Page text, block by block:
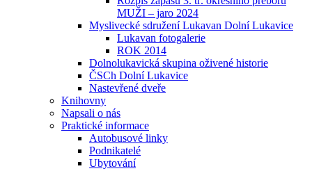
MUŽI – jaro 2024
Myslivecké sdružení Lukavan Dolní Lukavice
Lukavan fotogalerie
ROK 2014
Dolnolukavická skupina oživené historie
ČSCh Dolní Lukavice
Nastevřené dveře
Knihovny
Napsali o nás
Praktické informace
Autobusové linky
Podnikatelé
Ubytování